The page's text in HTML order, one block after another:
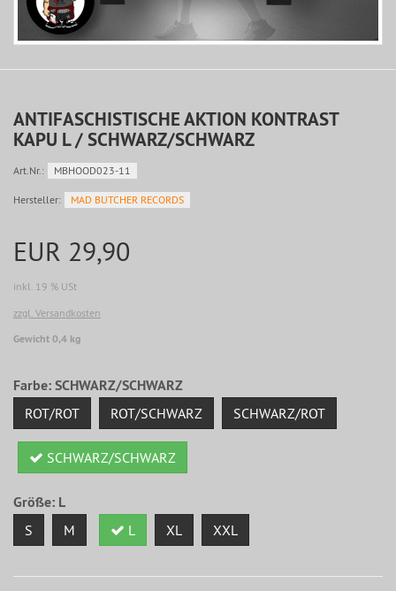
ANTIFASCHISTISCHE AKTION KONTRAST
KAPU L / SCHWARZ/SCHWARZ
Art.Nr.: MBHOOD023-11
Hersteller: MAD BUTCHER RECORDS
EUR 29,90
inkl. 19 % USt
zzgl. Versandkosten
Gewicht 0,4 kg
Farbe:SCHWARZ/SCHWARZ
ROT/ROT ROT/SCHWARZ SCHWARZ/ROT
SCHWARZ/SCHWARZ
Größe: L
S M L XL XXL